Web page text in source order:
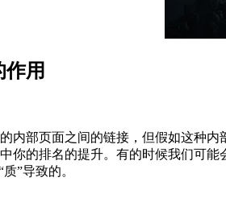
作用
内部页面之间的链接，但假如这种
你的排名的提升。有的时候我们可
”导致的。